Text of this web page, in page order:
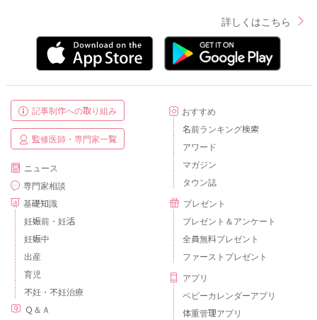
詳しくはこちら
記事制作への取り組み
監修医師・専門家一覧
ニュース
専門家相談
基礎知識
妊娠前・妊活
妊娠中
出産
育児
不妊・不妊治療
Ｑ＆Ａ
おすすめ
名前ランキング検索
アワード
マガジン
タウン誌
プレゼント
プレゼント＆アンケート
全員無料プレゼント
ファーストプレゼント
アプリ
ベビーカレンダーアプリ
体重管理アプリ